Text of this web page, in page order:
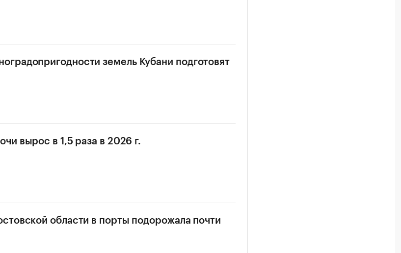
земель Кубани подготовят
вырос в 1,5 раза в 2026 г.
области в порты подорожала почти